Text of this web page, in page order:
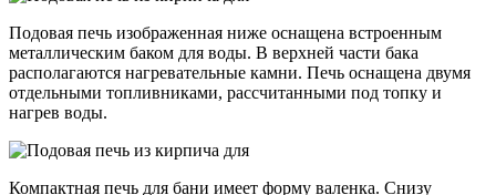
Подовая печь изображенная ниже оснащена встроенным
металлическим баком для воды. В верхней части бака
располагаются нагревательные камни. Печь оснащена двумя
отдельными топливниками, рассчитанными под топку и
нагрев воды.
Компактная печь для бани имеет форму валенка. Снизу